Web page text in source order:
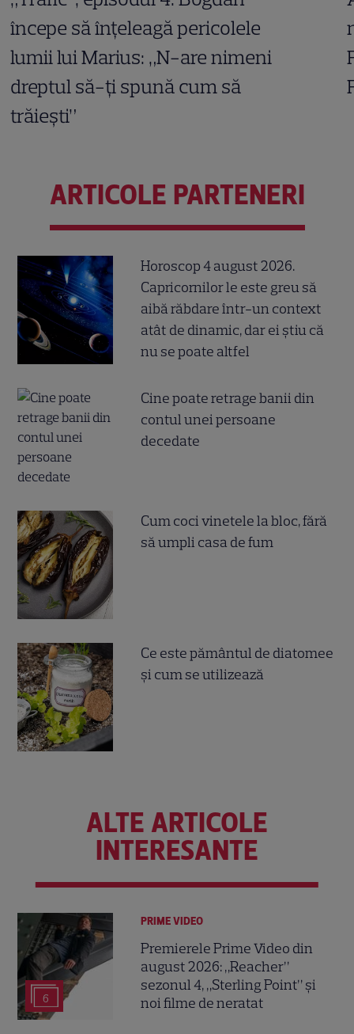
începe să înțeleagă pericolele
lumii lui Marius: „N-are nimeni
dreptul să-ți spună cum să
trăiești”
ARTICOLE PARTENERI
Horoscop 4 august 2026.
Capricornilor le este greu să
aibă răbdare într-un context
atât de dinamic, dar ei știu că
nu se poate altfel
Cine poate retrage banii din
contul unei persoane
decedate
Cum coci vinetele la bloc, fără
să umpli casa de fum
Ce este pământul de diatomee
și cum se utilizează
ALTE ARTICOLE
INTERESANTE
6
PRIME VIDEO
Premierele Prime Video din
august 2026: „Reacher”
sezonul 4, „Sterling Point” și
noi filme de neratat